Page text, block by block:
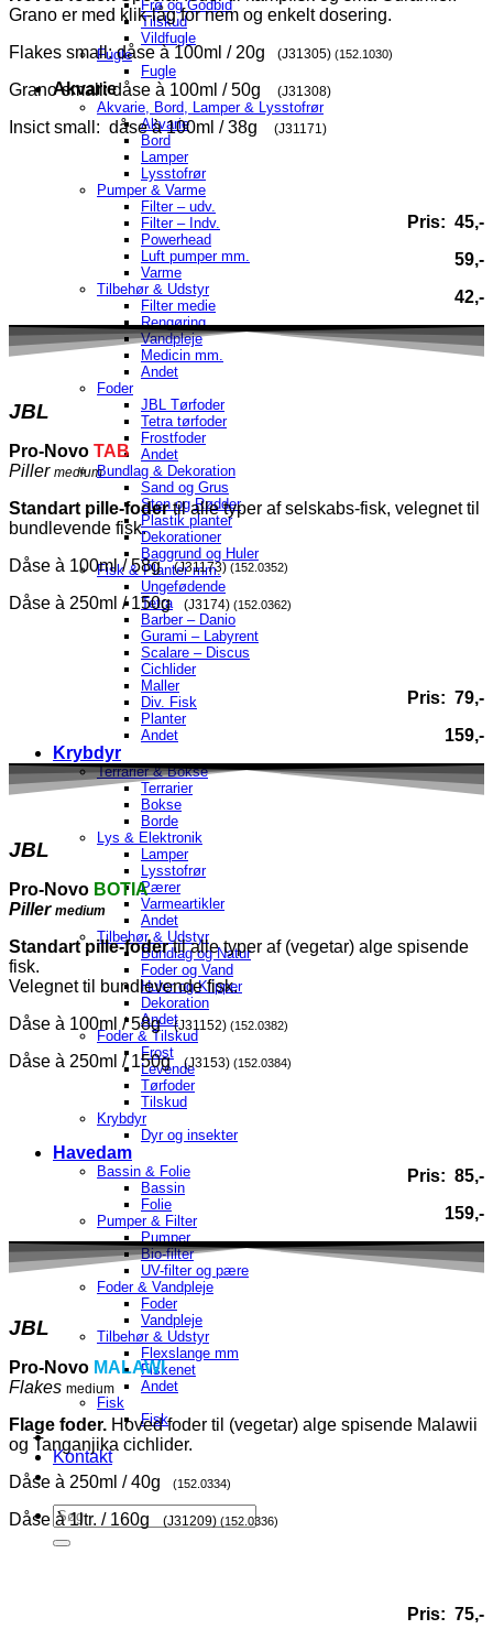
Frø og Godbid
Tilskud
Vildfugle
Fugle
Fugle
Akvarie
Akvarie, Bord, Lamper & Lysstofrør
Akvarie
Bord
Lamper
Lysstofrør
Pumper & Varme
Filter – udv.
Filter – Indv.
Powerhead
Luft pumper mm.
Varme
Tilbehør & Udstyr
Filter medie
Rengøring
Vandpleje
Medicin mm.
Andet
Foder
JBL Tørfoder
Tetra tørfoder
Frostfoder
Andet
Bundlag & Dekoration
Sand og Grus
Sten og Rødder
Plastik planter
Dekorationer
Baggrund og Huler
Fisk & Planter mm.
Ungefødende
Tetra
Barber – Danio
Gurami – Labyrent
Scalare – Discus
Cichlider
Maller
Div. Fisk
Planter
Andet
Krybdyr
Terrarier & Bokse
Terrarier
Bokse
Borde
Lys & Elektronik
Lamper
Lysstofrør
Pærer
Varmeartikler
Andet
Tilbehør & Udstyr
Bundlag og Natur
Foder og Vand
Huler og Klipper
Dekoration
Andet
Foder & Tilskud
Frost
Levende
Tørfoder
Tilskud
Krybdyr
Dyr og insekter
Havedam
Bassin & Folie
Bassin
Folie
Pumper & Filter
Pumper
Bio-filter
UV-filter og pære
Foder & Vandpleje
Foder
Vandpleje
Tilbehør & Udstyr
Flexslange mm
Fiskenet
Andet
Fisk
Fisk
Kontakt
Grano er med klik-låg for nem og enkelt dosering.
Flakes small: dåse à 100ml / 20g
(J31305) (152.1030)
Grano small: dåse à 100ml / 50g (J31308)
Insict small: dåse à 100ml / 38g (J31171)
Pris: 45,-
59,-
42,-
JBL
Pro-Novo TAB
Piller medium
Standart pille-fodertil alle typer af selskabs-fisk, velegnet til
bundlevende fisk.
Dåse à 100ml / 58g(J31173) (152.0352)
Dåse à 250ml / 150g (J3174) (152.0362)
Pris: 79,-
159,-
JBL
Pro-Novo BOTIA
Piller medium
Standart pille-fodertil alle typer af (vegetar) alge spisende
fisk.
Velegnet til bundlevende fisk.
Dåse à 100ml / 58g(J31152) (152.0382)
Dåse à 250ml / 150g (J3153) (152.0384)
Pris: 85,-
159,-
JBL
Pro-Novo MALAWI
Flakes medium
Flage foder. Hoved foder til (vegetar) alge spisende Malawii
og Tanganjika cichlider.
Dåse à 250ml / 40g
(152.0334)
Dåse à 1ltr. / 160g (J31209) (152.0336)
Pris: 75,-